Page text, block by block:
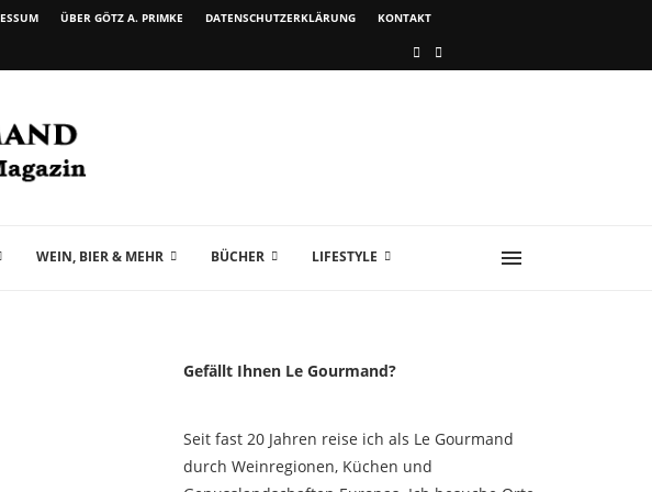
ÜBER GÖTZ A. PRIMKE DATENSCHUTZERKLÄRUNG KONTAKT
WEIN, BIER & MEHR BÜCHER LIFESTYLE
Gefällt Ihnen Le Gourmand?
Seit fast 20 Jahren reise ich als Le Gourmand
durch Weinregionen, Küchen und